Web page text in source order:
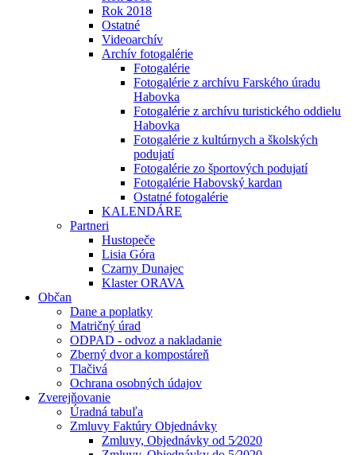
Rok 2018
Ostatné
Videoarchív
Archív fotogalérie
Fotogalérie
Fotogalérie z archívu Farského úradu
Habovka
Fotogalérie z archívu turistického oddielu
Habovka
Fotogalérie z kultúrnych a školských
podujatí
Fotogalérie zo športových podujatí
Fotogalérie Habovský kardan
Ostatné fotogalérie
KALENDÁRE
Partneri
Hustopeče
Lisia Góra
Czarny Dunajec
Klaster ORAVA
Občan
Dane a poplatky
Matričný úrad
ODPAD - odvoz a nakladanie
Zberný dvor a kompostáreň
Tlačivá
Ochrana osobných údajov
Zverejňovanie
Úradná tabuľa
Zmluvy Faktúry Objednávky
Zmluvy, Objednávky od 5⁄2020